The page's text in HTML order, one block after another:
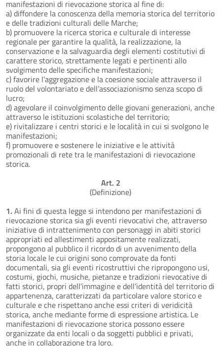
manifestazioni di rievocazione storica al fine di:
a) diffondere la conoscenza della memoria storica del territorio
e delle tradizioni culturali delle Marche;
b) promuovere la ricerca storica e culturale di interesse
regionale per garantire la qualità, la realizzazione, la
conservazione e la salvaguardia degli elementi costitutivi di
carattere storico, strettamente legati e pertinenti allo
svolgimento delle specifiche manifestazioni;
c) favorire l’aggregazione e la coesione sociale attraverso il
ruolo del volontariato e dell’associazionismo senza scopo di
lucro;
d) agevolare il coinvolgimento delle giovani generazioni, anche
attraverso le istituzioni scolastiche del territorio;
e) rivitalizzare i centri storici e le località in cui si svolgono le
manifestazioni;
f) promuovere e sostenere le iniziative e le attività
promozionali di rete tra le manifestazioni di rievocazione
storica.
Art. 2
(Definizione)
1. Ai fini di questa legge si intendono per manifestazioni di
rievocazione storica sia gli eventi rievocativi che, attraverso
iniziative di intrattenimento con personaggi in abiti storici
appropriati ed allestimenti appositamente realizzati,
propongono al pubblico il ricordo di un avvenimento della
storia locale le cui origini sono comprovate da fonti
documentali, sia gli eventi ricostruttivi che ripropongono usi,
costumi, giochi, musiche, pietanze e tradizioni rievocative di
fatti storici, propri dell’immagine e dell’identità del territorio di
appartenenza, caratterizzati da particolare valore storico e
culturale e che rispettano anche essi criteri di veridicità
storica, anche mediante forme di espressione artistica. Le
manifestazioni di rievocazione storica possono essere
organizzate da enti locali o da soggetti pubblici e privati,
anche in collaborazione tra loro.